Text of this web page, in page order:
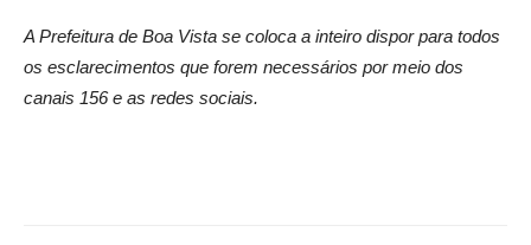
A Prefeitura de Boa Vista se coloca a inteiro dispor para todos
os esclarecimentos que forem necessários por meio dos
canais 156 e as redes sociais.